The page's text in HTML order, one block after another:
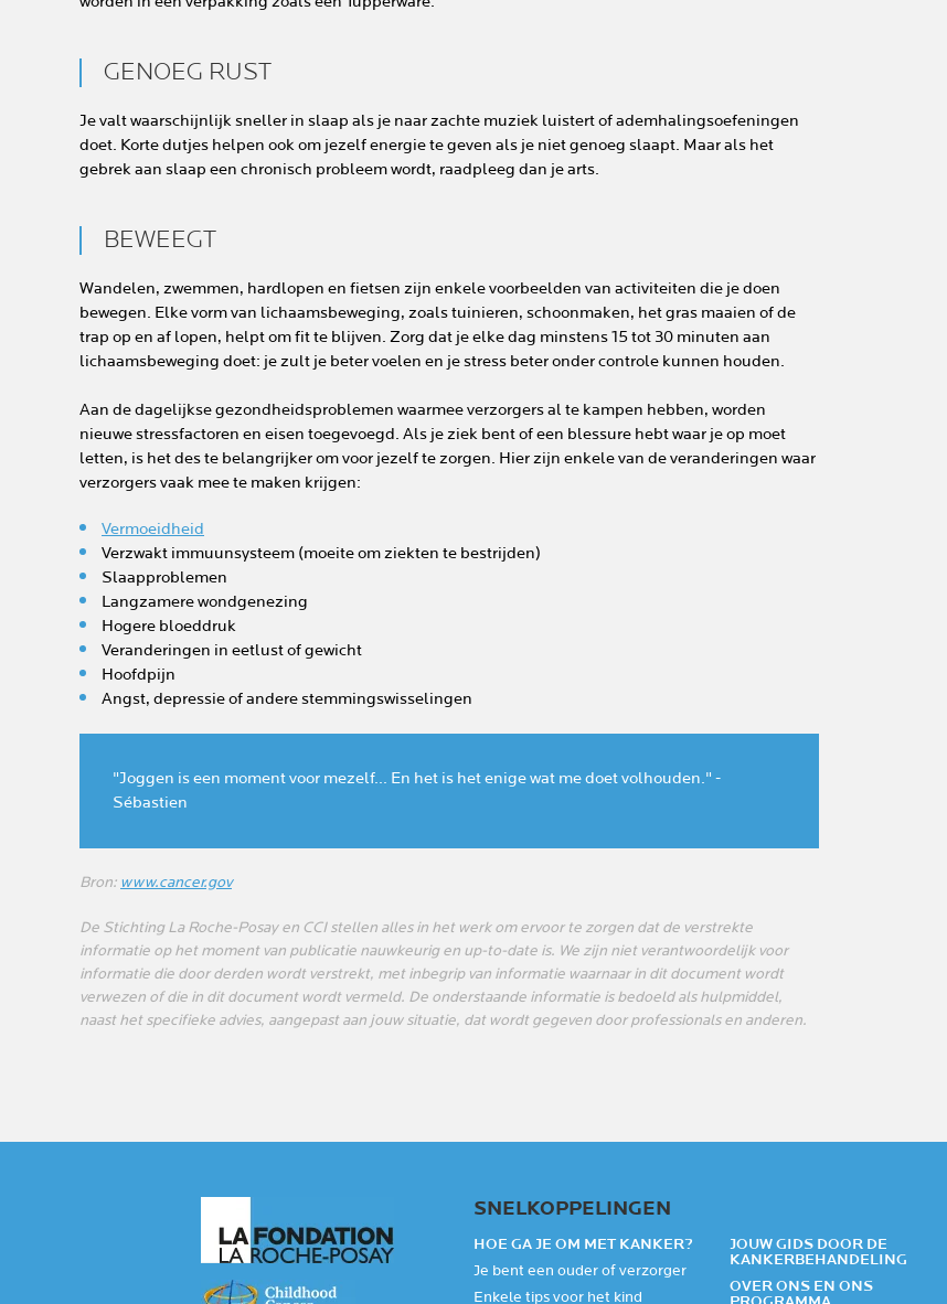
GENOEG RUST
Je valt waarschijnlijk sneller in slaap als je naar zachte muziek luistert of ademhalingsoefeningen
doet. Korte dutjes helpen ook om jezelf energie te geven als je niet genoeg slaapt. Maar als het
gebrek aan slaap een chronisch probleem wordt, raadpleeg dan je arts.
BEWEEGT
Wandelen, zwemmen, hardlopen en fietsen zijn enkele voorbeelden van activiteiten die je doen
bewegen. Elke vorm van lichaamsbeweging, zoals tuinieren, schoonmaken, het gras maaien of de
trap op en af lopen, helpt om fit te blijven. Zorg dat je elke dag minstens 15 tot 30 minuten aan
lichaamsbeweging doet: je zult je beter voelen en je stress beter onder controle kunnen houden.
Aan de dagelijkse gezondheidsproblemen waarmee verzorgers al te kampen hebben, worden
nieuwe stressfactoren en eisen toegevoegd. Als je ziek bent of een blessure hebt waar je op moet
letten, is het des te belangrijker om voor jezelf te zorgen. Hier zijn enkele van de veranderingen waar
verzorgers vaak mee te maken krijgen:
Vermoeidheid
Verzwakt immuunsysteem (moeite om ziekten te bestrijden)
Slaapproblemen
Langzamere wondgenezing
Hogere bloeddruk
Veranderingen in eetlust of gewicht
Hoofdpijn
Angst, depressie of andere stemmingswisselingen
"Joggen is een moment voor mezelf... En het is het enige wat me doet volhouden." -
Sébastien
Bron: www.cancer.gov
De Stichting La Roche-Posay en CCI stellen alles in het werk om ervoor te zorgen dat de verstrekte
informatie op het moment van publicatie nauwkeurig en up-to-date is. We zijn niet verantwoordelijk voor
informatie die door derden wordt verstrekt, met inbegrip van informatie waarnaar in dit document wordt
verwezen of die in dit document wordt vermeld. De onderstaande informatie is bedoeld als hulpmiddel,
naast het specifieke advies, aangepast aan jouw situatie, dat wordt gegeven door professionals en anderen.
SNELKOPPELINGEN
HOE GA JE OM MET KANKER?
Je bent een ouder of verzorger
Enkele tips voor het kind
JOUW GIDS DOOR DE
KANKERBEHANDELING
OVER ONS EN ONS